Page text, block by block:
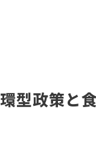
型政策と